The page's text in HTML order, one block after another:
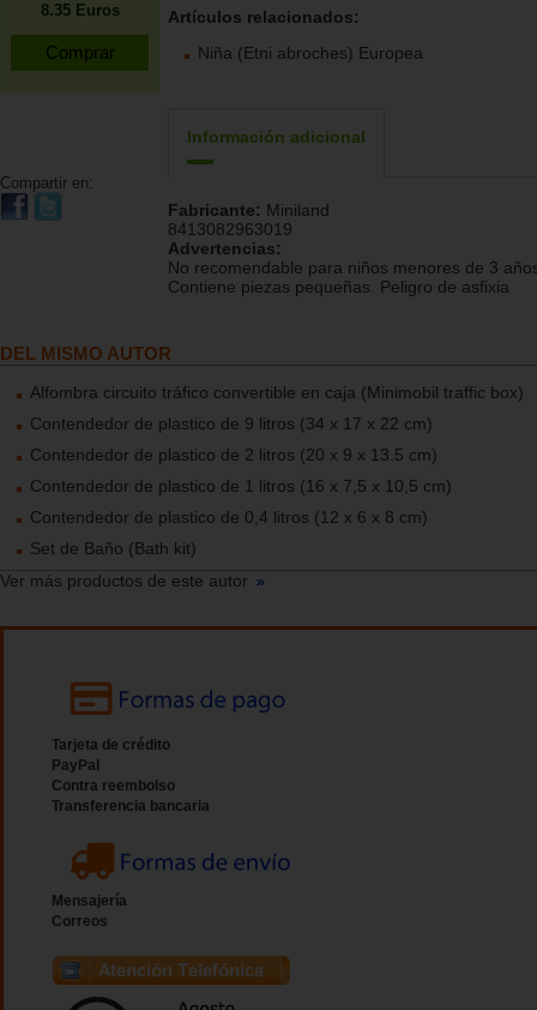
8.35 Euros
Compartir en:
Artículos relacionados:
Niña (Etni abroches) Europea
Información adicional
Fabricante: Miniland
8413082963019
Advertencias:
No recomendable para niños menores de 3
Contiene piezas pequeñas. Peligro de asfixia
DEL MISMO AUTOR
Alfombra circuito tráfico convertible en caja (Minimobil traffic box)
Contendedor de plastico de 9 litros (34 x 17 x 22 cm)
Contendedor de plastico de 2 litros (20 x 9 x 13.5 cm)
Contendedor de plastico de 1 litros (16 x 7,5 x 10,5 cm)
Contendedor de plastico de 0,4 litros (12 x 6 x 8 cm)
Set de Baño (Bath kit)
Ver más productos de este autor
Tarjeta de crédito
PayPal
Contra reembolso
Transferencia bancaria
Mensajería
Correos